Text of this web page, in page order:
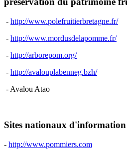
- http://www.polefruitierbretagne.fr/
- http://www.mordusdelapomme.fr/
- http://arborepom.org/
- http://avalouplabenneg.bzh/
- Avalou Atao
Sites nationaux
- http://www.pommiers.com